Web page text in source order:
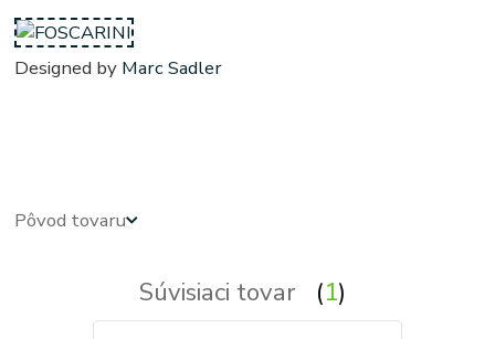
Designed by Marc Sadler
Pôvod tovaru
Súvisiaci tovar 1